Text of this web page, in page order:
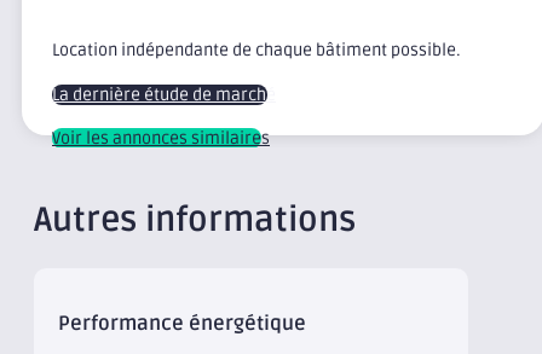
Location indépendante de chaque bâtiment possible.
La dernière étude de marché
Voir les annonces similaires
Autres informations
Performance énergétique